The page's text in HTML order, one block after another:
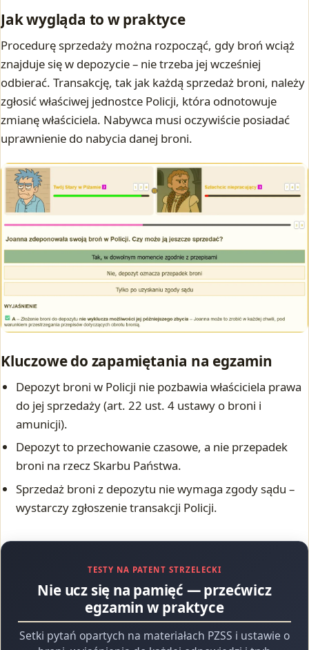
Jak wygląda to w praktyce
Procedurę sprzedaży można rozpocząć, gdy broń wciąż
znajduje się w depozycie – nie trzeba jej wcześniej
odbierać. Transakcję, tak jak każdą sprzedaż broni, należy
zgłosić właściwej jednostce Policji, która odnotowuje
zmianę właściciela. Nabywca musi oczywiście posiadać
uprawnienie do nabycia danej broni.
Kluczowe do zapamiętania na egzamin
Depozyt broni w Policji nie pozbawia właściciela prawa
do jej sprzedaży (art. 22 ust. 4 ustawy o broni i
amunicji).
Depozyt to przechowanie czasowe, a nie przepadek
broni na rzecz Skarbu Państwa.
Sprzedaż broni z depozytu nie wymaga zgody sądu –
wystarczy zgłoszenie transakcji Policji.
TESTY NA PATENT STRZELECKI
Nie ucz się na pamięć — przećwicz
egzamin w praktyce
Setki pytań opartych na materiałach PZSS i ustawie o